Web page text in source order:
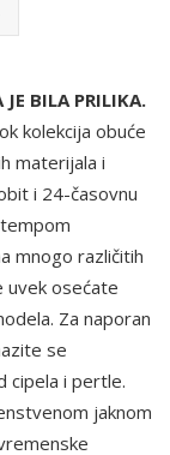
JE BILA PRILIKA.
kolekcija obuće
materijala i
i 24-časovnu
mnogo različitih
uvek osećate
Za naporan
se
cipela i pertle.
jaknom